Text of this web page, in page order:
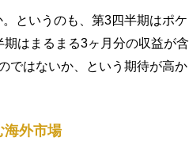
というのも、第3四半期はポケ
はまるまる3ヶ月分の収益が含
ではないか、という期待が高か
海外市場